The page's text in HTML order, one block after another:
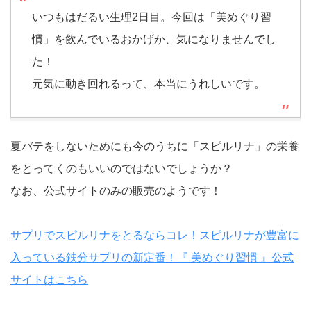
いつもはだるい生理2日目。今回は「美めぐり習
慣」を飲んでいるおかげか、気になりませんでし
た！
元気に動き回れるって、本当にうれしいです。
夏バテをしないためにも今のうちに「スピルリナ」の栄養
をとってくのもいいのではないでしょうか？
なお、公式サイトのみの販売のようです！
サプリでスピルリナをとるならコレ！スピルリナが豊富に
入っている鉄分サプリの新定番！『 美めぐり習慣 』公式
サイトはこちら